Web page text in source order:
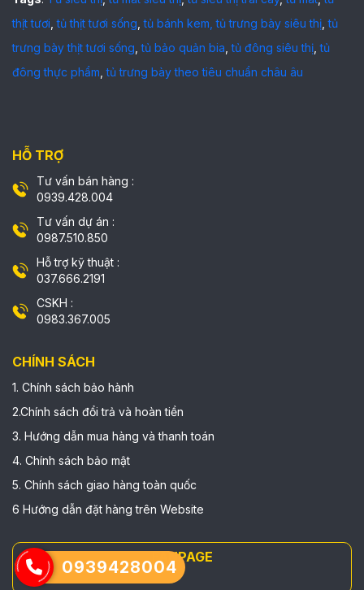
thịt tươi ,tủ thịt tươi sống tủ bánh kem, tủ trưng bày siêu thị ,tủ
trưng bày thịt tươi sống ,tủ bảo quản bia ,tủ đông siêu thị ,tủ
đông thực phẩm ,tủ trưng bày theo tiêu chuẩn châu âu
HỖ TRỢ
Tư vấn bán hàng :
0939.428.004
Tư vấn dự án :
0987.510.850
Hỗ trợ kỹ thuật :
037.666.2191
CSKH :
0983.367.005
CHÍNH SÁCH
1. Chính sách bảo hành
2.Chính sách đổi trả và hoàn tiền
3. Hướng dẫn mua hàng và thanh toán
4. Chính sách bảo mật
5. Chính sách giao hàng toàn quốc
6 Hướng dẫn đặt hàng trên Website
FANPAGE
0939428004